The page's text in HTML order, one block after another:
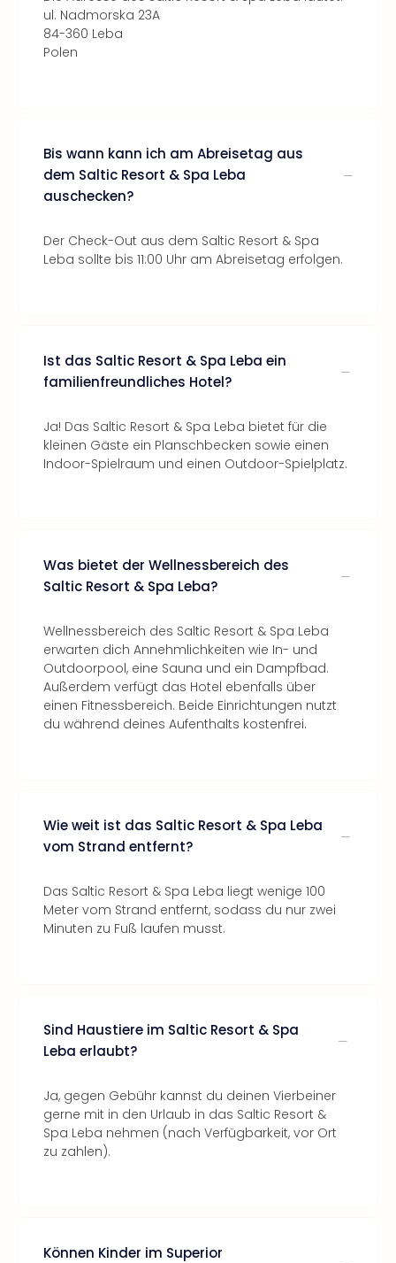
ul. Nadmorska 23A
84-360 Leba
Polen
Bis wann kann ich am Abreisetag aus
dem Saltic Resort & Spa Leba
auschecken?
Der Check-Out aus dem Saltic Resort & Spa
Leba sollte bis 11:00 Uhr am Abreisetag erfolgen.
Ist das Saltic Resort & Spa Leba ein
familienfreundliches Hotel?
Ja! Das Saltic Resort & Spa Leba bietet für die
kleinen Gäste ein Planschbecken sowie einen
Indoor-Spielraum und einen Outdoor-Spielplatz.
Was bietet der Wellnessbereich des
Saltic Resort & Spa Leba?
Wellnessbereich des Saltic Resort & Spa Leba
erwarten dich Annehmlichkeiten wie In- und
Outdoorpool, eine Sauna und ein Dampfbad.
Außerdem verfügt das Hotel ebenfalls über
einen Fitnessbereich. Beide Einrichtungen nutzt
du während deines Aufenthalts kostenfrei.
Wie weit ist das Saltic Resort & Spa Leba
vom Strand entfernt?
Das Saltic Resort & Spa Leba liegt wenige 100
Meter vom Strand entfernt, sodass du nur zwei
Minuten zu Fuß laufen musst.
Sind Haustiere im Saltic Resort & Spa
Leba erlaubt?
Ja, gegen Gebühr kannst du deinen Vierbeiner
gerne mit in den Urlaub in das Saltic Resort &
Spa Leba nehmen (nach Verfügbarkeit, vor Ort
zu zahlen).
Können Kinder im Superior